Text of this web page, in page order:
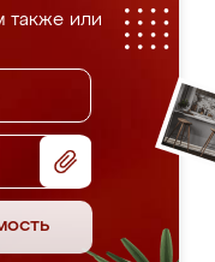
также или